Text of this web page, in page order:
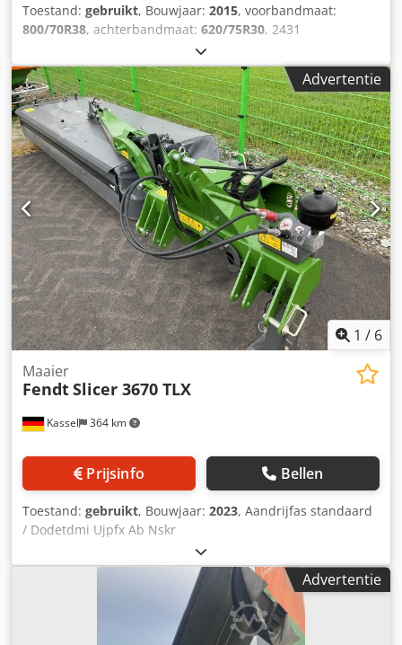
Toestand: gebruikt, Bouwjaar: 2015, voorbandmaat:
800/70R38, achterbandmaat: 620/75R30, 2431
versnipperingsuren, 850 pk, 40 km/u Dkedpfor T Aq Iex Ab
Nor
Advertentie
1 / 6
Kassel 364 km
Maaier
FendtSlicer 3670 TLX
Prijsinfo Bellen
Toestand: gebruikt, Bouwjaar: 2023, Aandrijfas standaard
/ Dodetdmi Ujpfx Ab Nskr
Advertentie